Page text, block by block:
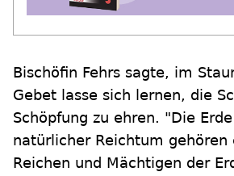
Bischöfin Fehrs sagte, im
Gebet lasse sich lernen, die
Schöpfung zu ehren. "Die
natürlicher Reichtum gehören
Reichen und Mächtigen der